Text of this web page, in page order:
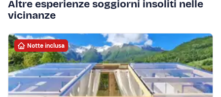
Altre esperienze soggiorni insoliti nelle
vicinanze
Notte inclusa